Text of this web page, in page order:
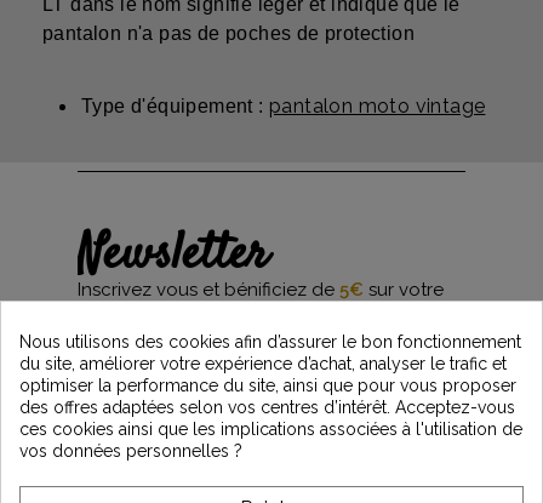
LT dans le nom signifie léger et indique que le
pantalon n'a pas de poches de protection
Type d'équipement : pantalon moto vintage
Newsletter
Inscrivez vous et bénificiez de 5€ sur votre
et restez informés des dernières nouveautés
Vintage Motors
*Dès 99€ d'achat. En vous abonnant à notre newsletter, vous reconnaissez avoir pris
l'acceptez.
Nous utilisons des cookies afin d’assurer le bon fonctionnement
du site, améliorer votre expérience d’achat, analyser le trafic et
optimiser la performance du site, ainsi que pour vous proposer
des offres adaptées selon vos centres d’intérêt. Acceptez-vous
ces cookies ainsi que les implications associées à l'utilisation de
vos données personnelles ?